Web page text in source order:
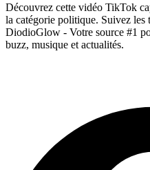
Découvrez cette vidéo TikTok
la catégorie politique. Suivez les
DiodioGlow - Votre source #1
buzz, musique et actualités.